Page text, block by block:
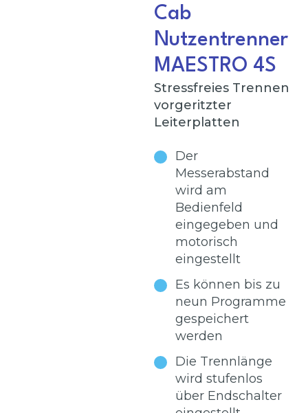
Cab
Nutzentrenner
MAESTRO 4S
Stressfreies Trennen
vorgeritzter
Leiterplatten
Der
Messerabstand
wird am
Bedienfeld
eingegeben und
motorisch
eingestellt
Es können bis zu
neun Programme
gespeichert
werden
Die Trennlänge
wird stufenlos
über Endschalter